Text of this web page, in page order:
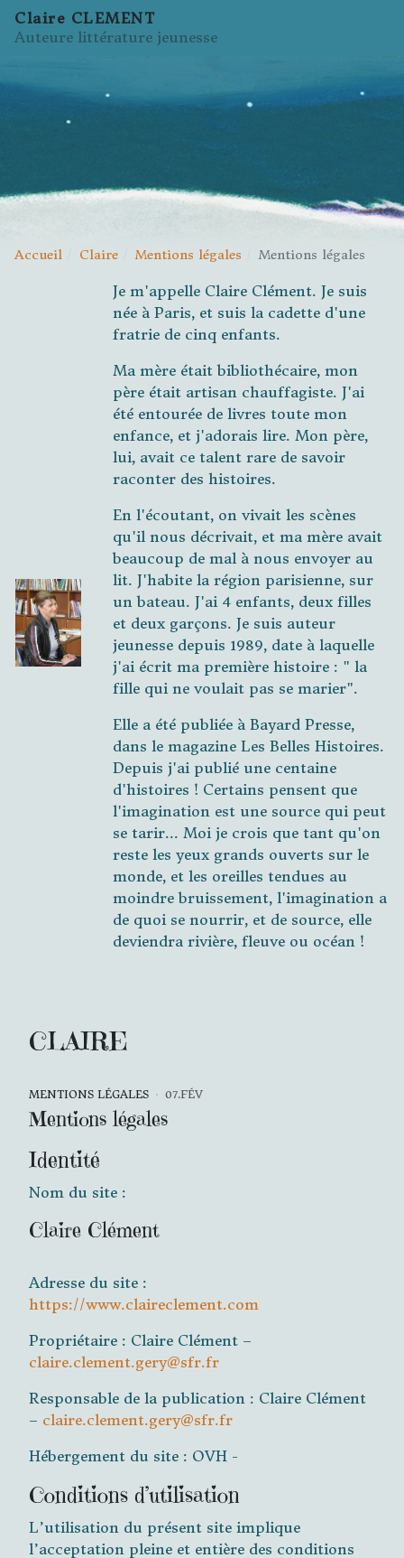
Claire CLEMENT
Auteure littérature jeunesse
Accueil Claire Mentions légales Mentions légales
Je m'appelle Claire Clément. Je suis
née à Paris, et suis la cadette d'une
fratrie de cinq enfants.
Ma mère était bibliothécaire, mon
père était artisan chauffagiste. J'ai
été entourée de livres toute mon
enfance, et j'adorais lire. Mon père,
lui, avait ce talent rare de savoir
raconter des histoires.
En l'écoutant, on vivait les scènes
qu'il nous décrivait, et ma mère avait
beaucoup de mal à nous envoyer au
lit. J'habite la région parisienne, sur
un bateau. J'ai 4 enfants, deux filles
et deux garçons. Je suis auteur
jeunesse depuis 1989, date à laquelle
j'ai écrit ma première histoire : " la
fille qui ne voulait pas se marier".
Elle a été publiée à Bayard Presse,
dans le magazine Les Belles Histoires.
Depuis j'ai publié une centaine
d'histoires ! Certains pensent que
l'imagination est une source qui peut
se tarir... Moi je crois que tant qu'on
reste les yeux grands ouverts sur le
monde, et les oreilles tendues au
moindre bruissement, l'imagination a
de quoi se nourrir, et de source, elle
deviendra rivière, fleuve ou océan !
CLAIRE
MENTIONS LÉGALES 07.FÉV
Mentions légales
Identité
Nom du site :
Claire Clément
Adresse du site :
https://www.claireclement.com
Propriétaire : Claire Clément –
claire.clement.gery@sfr.fr
Responsable de la publication : Claire Clément
– claire.clement.gery@sfr.fr
Hébergement du site : OVH -
Conditions d’utilisation
L’utilisation du présent site implique
l’acceptation pleine et entière des conditions